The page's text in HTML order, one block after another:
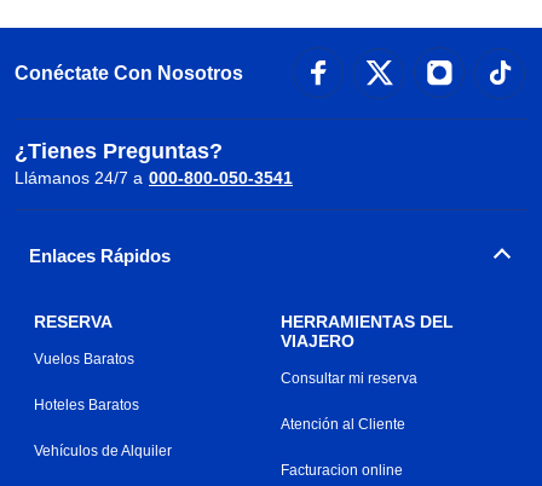
Conéctate Con Nosotros
¿Tienes Preguntas?
Llámanos 24/7 a 000-800-050-3541
Enlaces Rápidos
RESERVA
Vuelos Baratos
Hoteles Baratos
Vehículos de Alquiler
HERRAMIENTAS DEL
VIAJERO
Consultar mi reserva
Atención al Cliente
Facturacion online